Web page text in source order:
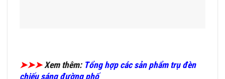
➤➤➤Xem thêm: Tổng hợp các sản phẩm trụ đèn
chiếu sáng đường phố